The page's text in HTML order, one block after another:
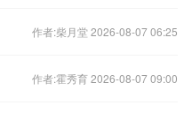
作者:柴月堂 2026-08-07 06:25
作者:霍秀育 2026-08-07 09:00